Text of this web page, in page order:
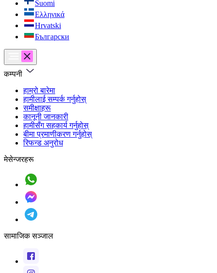
Suomi
Ελληνικά
Hrvatski
Български
कम्पनी
हाम्रो बारेमा
हामीलाई सम्पर्क गर्नुहोस्
समीक्षाहरू
कानूनी जानकारी
हामीसँग सहकार्य गर्नुहोस्
बीमा प्रमाणीकरण गर्नुहोस्
रिफन्ड अनुरोध
मेसेन्जरहरू
सामाजिक सञ्जाल